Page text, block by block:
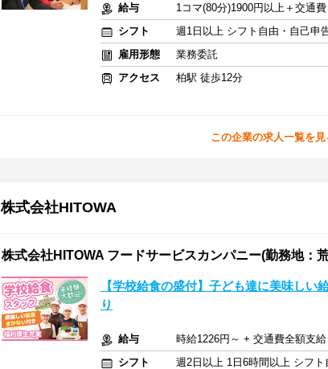
給与
1コマ(80分)1900円以上＋交通費
シフト
週1日以上 シフト自由・自己申
雇用形態
業務委託
アクセス
柏駅 徒歩12分
この企業の求人一覧を見
株式会社HITOWA
株式会社HITOWA フードサービスカンパニー(勤務地：
【学校給食の盛付】子ども達に美味し
り
給与
時給1226円～ + 交通費全額支給
シフト
週2日以上 1日6時間以上 シフ